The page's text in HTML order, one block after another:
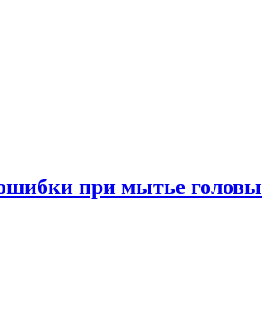
при мытье головы